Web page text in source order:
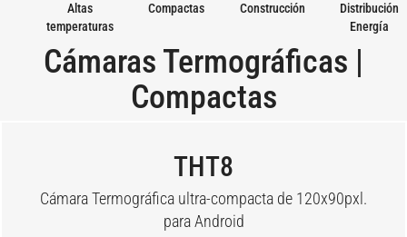
Altas
temperaturas
Compactas Construcción
Distribución
Energía
Cámaras Termográficas |
Compactas
THT8
Cámara Termográfica ultra-compacta de 120x90pxl.
para Android